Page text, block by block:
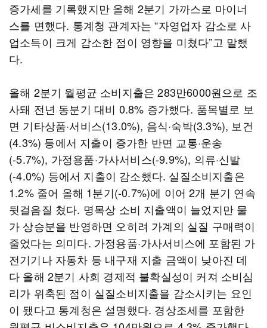
증가세를 기록했지만 올해 2분기 가까스로 마이너
스를 면했다. 통계청 관계자는 “자영업자 감소로 사
업소득이 크게 감소한 점이 영향을 미쳤다”고 말했
다.
올해 2분기 월평균 소비지출은 283만6000원으로 조
사돼 전년 동분기 대비 0.8% 증가했다. 품목별로 보
면 기타상품·서비스(13.0%), 음식·숙박(3.3%), 보건
(4.3%) 등에서 지출이 증가한 반면 교통·운송
(-5.7%), 가정용품·가사서비스(-9.9%), 의류·신발
(-4.0%) 등에서 지출이 감소했다. 실질소비지출은
1.2% 줄어 올해 1분기(-0.7%)에 이어 2개 분기 연속
뒷걸음질 쳤다. 명목상 소비 지출액이 늘었지만 물
가 상승분을 반영하면 오히려 가계의 실질 구매력이
줄었다는 의미다. 가정용품·가사서비스에 포함된 가
전기기나 자동차 등 내구재 지출 금액이 낮아진 데
다 올해 2분기 사회 경제적 불확실성이 커져 소비심
리가 위축된 점이 실질소비지출을 감소시키는 요인
이 됐다고 통계청은 설명했다. 경상조세를 포함한